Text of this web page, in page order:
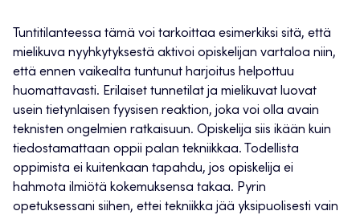
Tuntitilanteessa tämä voi tarkoittaa esimerkiksi sitä, että
mielikuva nyyhkytyksestä aktivoi opiskelijan vartaloa niin,
että ennen vaikealta tuntunut harjoitus helpottuu
huomattavasti. Erilaiset tunnetilat ja mielikuvat luovat
usein tietynlaisen fyysisen reaktion, joka voi olla avain
teknisten ongelmien ratkaisuun. Opiskelija siis ikään kuin
tiedostamattaan oppii palan tekniikkaa. Todellista
oppimista ei kuitenkaan tapahdu, jos opiskelija ei
hahmota ilmiötä kokemuksensa takaa. Pyrin
opetuksessani siihen, ettei tekniikka jää yksipuolisesti vain